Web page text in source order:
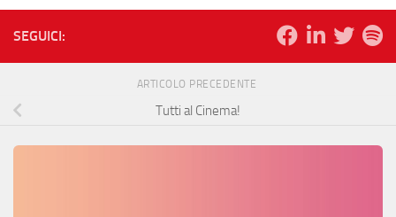
SEGUICI:
ARTICOLO PRECEDENTE
Tutti al Cinema!